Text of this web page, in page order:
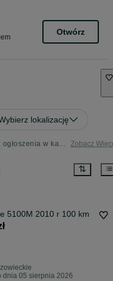
Otwórz
lokalizację
john deere - ciągniki rolnicze - sprawdź ogłoszenia w kategorii Rolnictwo Zobacz
5100M 2010 r 100 km
dnia 05 sierpnia 2026